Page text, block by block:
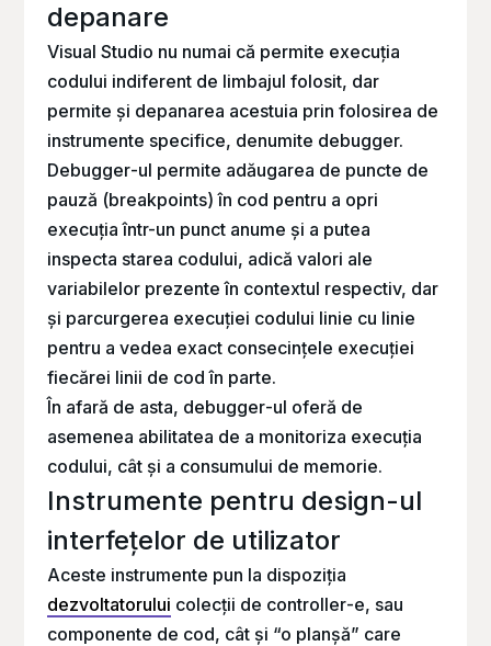
depanare
Visual Studio nu numai că permite execuția
codului indiferent de limbajul folosit, dar
permite și depanarea acestuia prin folosirea de
instrumente specifice, denumite debugger.
Debugger-ul permite adăugarea de puncte de
pauză (breakpoints) în cod pentru a opri
execuția într-un punct anume și a putea
inspecta starea codului, adică valori ale
variabilelor prezente în contextul respectiv, dar
și parcurgerea execuției codului linie cu linie
pentru a vedea exact consecințele execuției
fiecărei linii de cod în parte.
În afară de asta, debugger-ul oferă de
asemenea abilitatea de a monitoriza execuția
codului, cât și a consumului de memorie.
Instrumente pentru design-ul
interfețelor de utilizator
Aceste instrumente pun la dispoziția
dezvoltatorului colecții de controller-e, sau
componente de cod, cât și “o planșă” care